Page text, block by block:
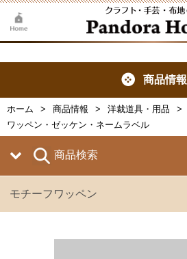
商品情報
ホーム 商品情報
洋裁道具・用品
ワッペン・ゼッケン・ネームラベル
商品検索
モチーフワッペン